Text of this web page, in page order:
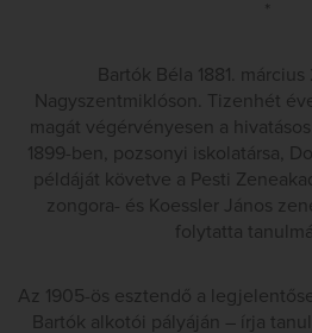
*
Bartók Béla 1881.
Nagyszentmiklóson. Tizenhét
magát végérvényesen a
1899-ben, pozsonyi iskolatársa,
példáját követve a Pesti
zongora- és Koessler János
folytatta
Az 1905-ös esztendő a
Bartók alkotói pályáján – írja